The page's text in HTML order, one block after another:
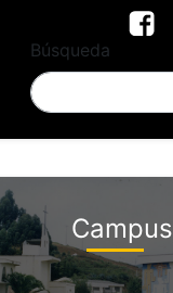
Búsqueda
Campus